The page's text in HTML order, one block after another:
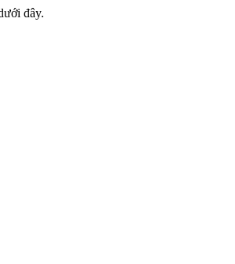
đây.